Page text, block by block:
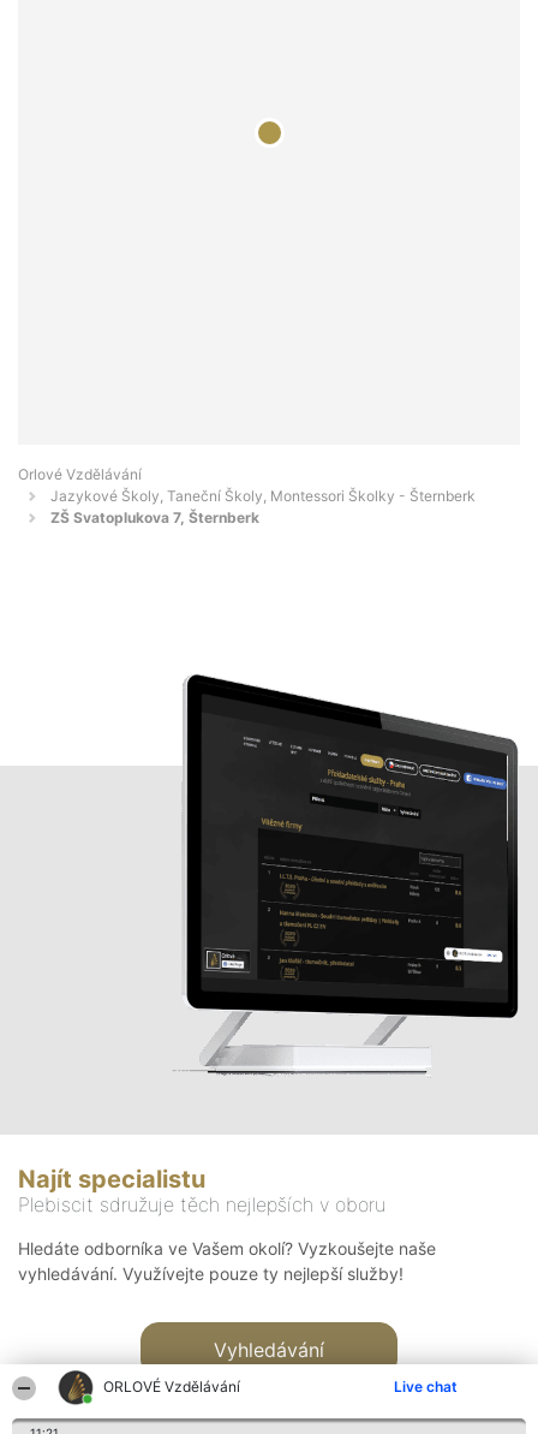
ORLOVÉ Vzdělávání Live chat
Orlové Vzdělávání
Jazykové Školy, Taneční Školy, Montessori Školky - Šternberk
ZŠ Svatoplukova 7, Šternberk
Najít specialistu
Plebiscit sdružuje těch nejlepších v oboru
Hledáte odborníka ve Vašem okolí? Vyzkoušejte naše
vyhledávání. Využívejte pouze ty nejlepší služby!
Vyhledávání